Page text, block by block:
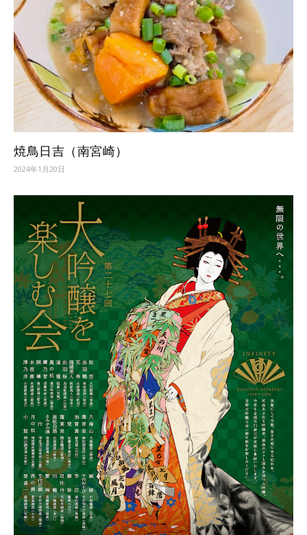
焼鳥日吉（南宮崎）
2024年1月20日